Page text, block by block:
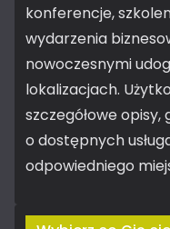
konferencje,
wydarzenia
nowoczesnymi
lokalizacjach.
szczegółowe
o dostępnych
odpowiedniego